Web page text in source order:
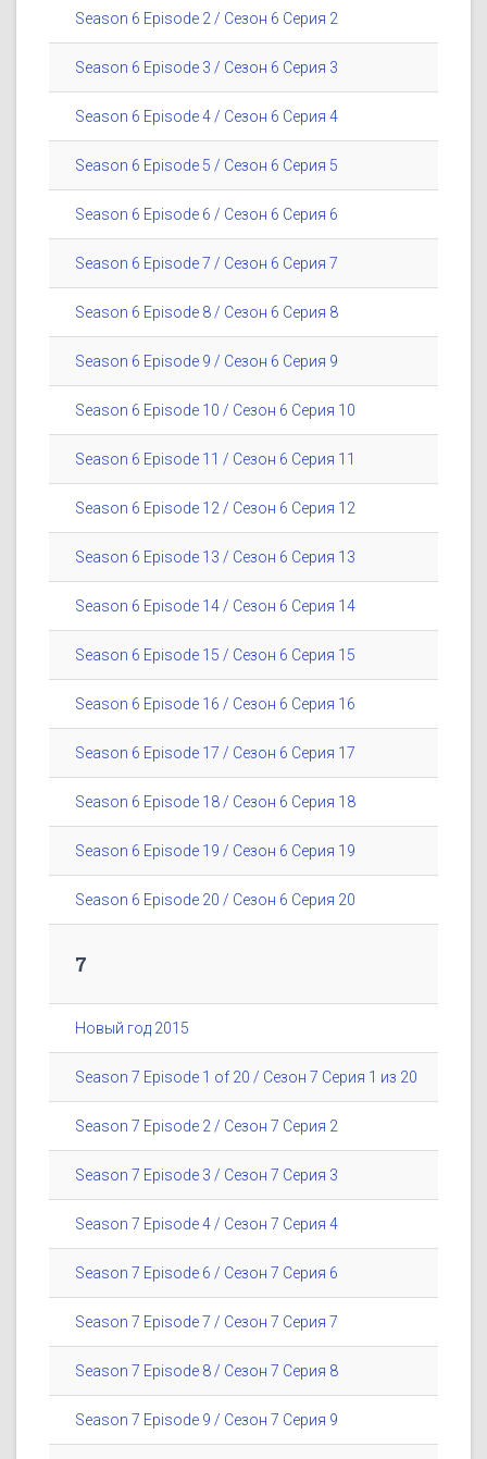
Season 6 Episode 2 / Сезон 6 Серия 2
Season 6 Episode 3 / Сезон 6 Серия 3
Season 6 Episode 4 / Сезон 6 Серия 4
Season 6 Episode 5 / Сезон 6 Серия 5
Season 6 Episode 6 / Сезон 6 Серия 6
Season 6 Episode 7 / Сезон 6 Серия 7
Season 6 Episode 8 / Сезон 6 Серия 8
Season 6 Episode 9 / Сезон 6 Серия 9
Season 6 Episode 10 / Сезон 6 Серия 10
Season 6 Episode 11 / Сезон 6 Серия 11
Season 6 Episode 12 / Сезон 6 Серия 12
Season 6 Episode 13 / Сезон 6 Серия 13
Season 6 Episode 14 / Сезон 6 Серия 14
Season 6 Episode 15 / Сезон 6 Серия 15
Season 6 Episode 16 / Сезон 6 Серия 16
Season 6 Episode 17 / Сезон 6 Серия 17
Season 6 Episode 18 / Сезон 6 Серия 18
Season 6 Episode 19 / Сезон 6 Серия 19
Season 6 Episode 20 / Сезон 6 Серия 20
7
Новый год 2015
Season 7 Episode 1 of 20 / Сезон 7 Серия 1 из 20
Season 7 Episode 2 / Сезон 7 Серия 2
Season 7 Episode 3 / Сезон 7 Серия 3
Season 7 Episode 4 / Сезон 7 Серия 4
Season 7 Episode 6 / Сезон 7 Серия 6
Season 7 Episode 7 / Сезон 7 Серия 7
Season 7 Episode 8 / Сезон 7 Серия 8
Season 7 Episode 9 / Сезон 7 Серия 9